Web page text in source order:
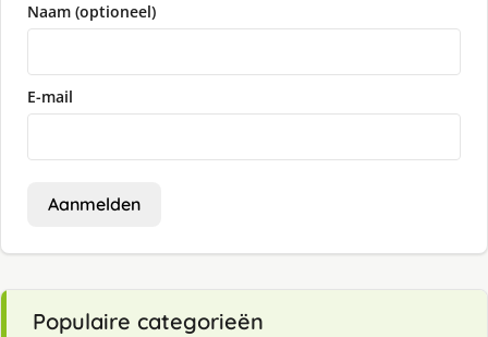
Naam (optioneel)
E-mail
Aanmelden
Populaire categorieën